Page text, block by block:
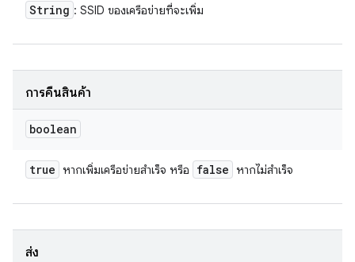
String : SSID ของเครือข่ายที่จะเพิ่ม
การคืนสินค้า
boolean
true หากเพิ่มเครือข่ายสำเร็จ หรือ false หากไม่สำเร็จ
ส่ง